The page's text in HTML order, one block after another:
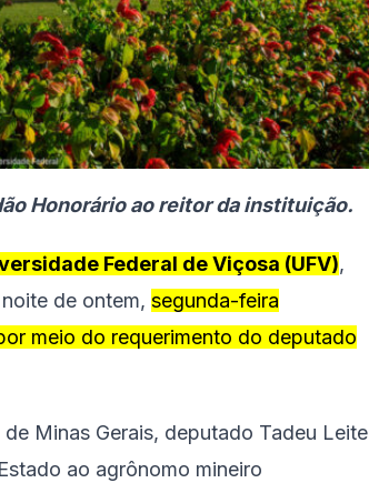
Honorário ao reitor da instituição.
Federal de Viçosa (UFV),
de ontem, segunda-feira
meio do requerimento do deputado
Minas Gerais, deputado Tadeu Leite
ao agrônomo mineiro